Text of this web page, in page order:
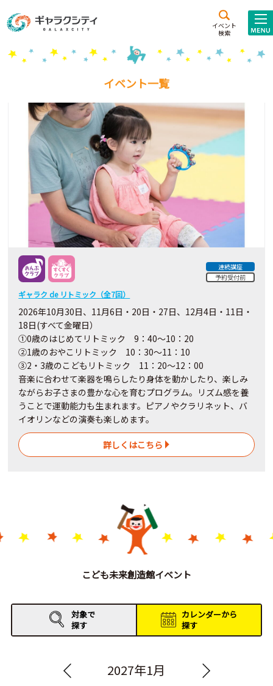
イベント
検索
施設案内
こども
西新井
施設･
施設貸出･団体利用
こどもみーてぃんぐ
Gがくえん
ブランドからのお知らせ
いっしょに創る
イベントレポート
イベント一覧
連続講座
予約受付前
ギャラク de リトミック（全7回）
2026年10月30日、11月6日・20日・27日、12月4日・11日・
18日(すべて金曜日）
①0歳のはじめてリトミック 9：40～10：20
②1歳のおやこリトミック 10：30～11：10
③2・3歳のこどもリトミック 11：20～12：00
音楽に合わせて楽器を鳴らしたり身体を動かしたり、楽しみ
ながらお子さまの豊かな心を育むプログラム。リズム感を養
うことで運動能力も生まれます。ピアノやクラリネット、バ
イオリンなどの演奏も楽しめます。
詳しくはこちら
こども未来創造館イベント
対象で
探す
カレンダーから
探す
2027年1月